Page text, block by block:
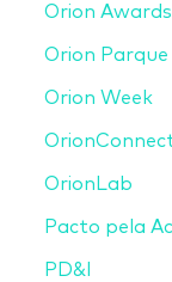
Orion Awards
Orion Parque
Orion Week
OrionLab
Pacto pela
PD&I